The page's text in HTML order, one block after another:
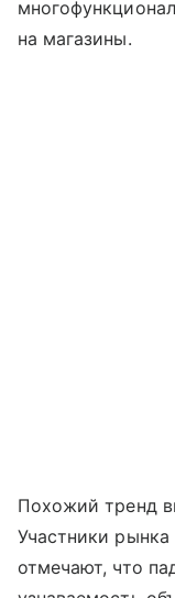
на магазины.
Похожий тренд
Участники
отмечают, что